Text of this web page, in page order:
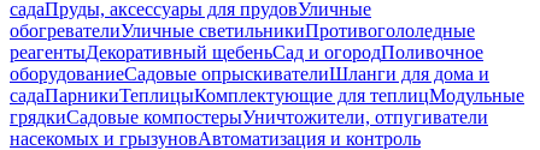
садаПруды, аксессуары для прудовУличные
обогревателиУличные светильникиПротивогололедные
реагентыДекоративный щебеньСад и огородПоливочное
оборудованиеСадовые опрыскивателиШланги для дома и
садаПарникиТеплицыКомплектующие для теплицМодульные
грядкиСадовые компостерыУничтожители, отпугиватели
насекомых и грызуновАвтоматизация и контроль